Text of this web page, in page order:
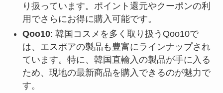
り扱っています。ポイント還元やクーポンの利
用でさらにお得に購入可能です。
Qoo10: 韓国コスメを多く取り扱うQoo10で
は、エスポアの製品も豊富にラインナップされ
ています。特に、韓国直輸入の製品が手に入る
ため、現地の最新商品を購入できるのが魅力で
す。